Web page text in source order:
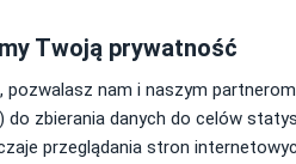
(pierwsza wizyta) 200 zł
Twoją prywatność
pozwalasz nam i naszym
do zbierania danych do celów
przeglądania stron